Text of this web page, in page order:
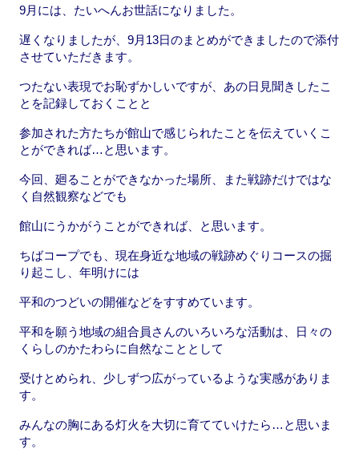
9月には、たいへんお世話になりました。
遅くなりましたが、9月13日のまとめができましたので添付
させていただきます。
つたない表現でお恥ずかしいですが、あの日見聞きしたこ
とを記録しておくことと
参加された方たちが館山で感じられたことを伝えていくこ
とができれば…と思います。
今回、廻ることができなかった場所、また戦跡だけではな
く自然観察などでも
館山にうかがうことができれば、と思います。
ちばコープでも、現在身近な地域の戦跡めぐりコースの掘
り起こし、年明けには
平和のつどいの開催などをすすめています。
平和を願う地域の組合員さんのいろいろな活動は、日々の
くらしのかたわらに自然なこととして
受けとめられ、少しずつ広がっているような実感がありま
す。
みんなの胸にある灯火を大切に育てていけたら…と思いま
す。